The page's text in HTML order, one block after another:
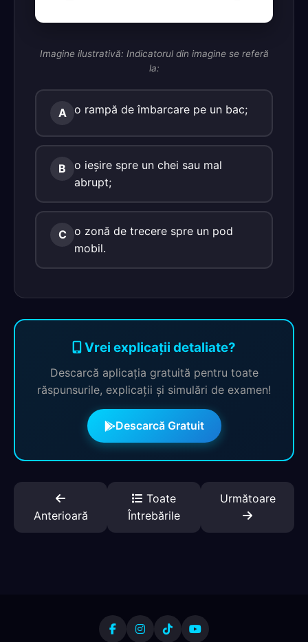
Imagine ilustrativă: Indicatorul din imagine se referă
la:
A o rampă de îmbarcare pe un bac;
B
o ieşire spre un chei sau mal
abrupt;
C o zonă de trecere spre un pod
mobil.
Vrei explicații detaliate?
Descarcă aplicația gratuită pentru toate
răspunsurile, explicații și simulări de examen!
Descarcă Gratuit
Anterioară
Toate
Întrebările
Următoare